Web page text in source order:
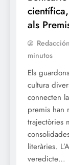
als
Redacción
minutos
Els
cultura
connecten
premis han
trajectòries
literàries.
veredicte…